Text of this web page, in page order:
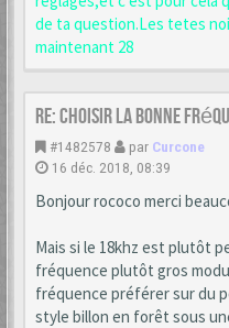
de ta question.Les tetes
maintenant 28
Re: choisir la bonne
#1482578 par Curcone
16 déc. 2018, 08:39
Bonjour rococo merci
Mais si le 18khz est plutôt
fréquence plutôt gros
fréquence préférer sur du
style billon en forêt sous